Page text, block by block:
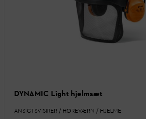
DYNAMIC Light hjelmsæt
ANSIGTSVISIRER / HØREVÆRN / HJELME